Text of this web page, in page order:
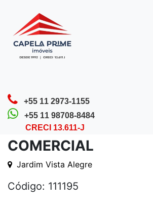
+55 11 2973-1155
+55 11 98708-8484
CRECI 13.611-J
Olá! Que bom que você veio
Nossa equipe está sempre
atender.
COMERCIAL
Jardim Vista Alegre
Código: 111195